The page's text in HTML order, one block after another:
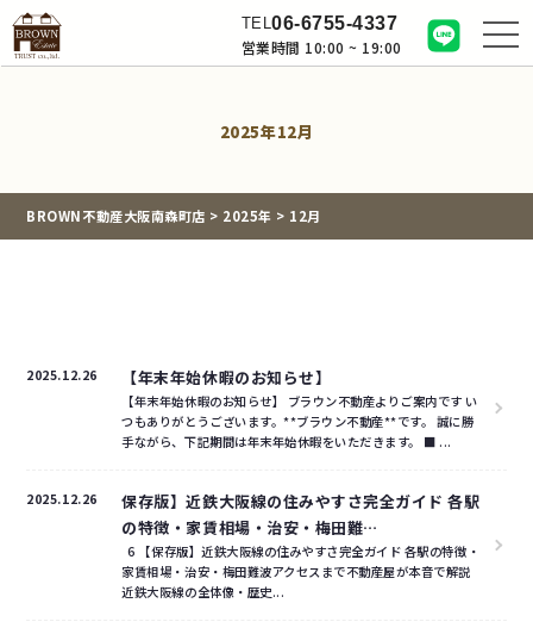
TEL06-6755-4337
営業時間 10:00 ~ 19:00
2025年12月
BROWN不動産大阪南森町店 > 2025年 > 12月
2025.12.26 【年末年始休暇のお知らせ】
【年末年始休暇のお知らせ】 ブラウン不動産よりご案内です い
つもありがとうございます。**ブラウン不動産**です。 誠に勝
手ながら、下記期間は年末年始休暇をいただきます。 ■ ...
2025.12.26
保存版】近鉄大阪線の住みやすさ完全ガイド 各駅
の特徴・家賃相場・治安・梅田難…
6 【保存版】近鉄大阪線の住みやすさ完全ガイド 各駅の特徴・
家賃相場・治安・梅田難波アクセスまで不動産屋が本音で解説
近鉄大阪線の全体像・歴史...